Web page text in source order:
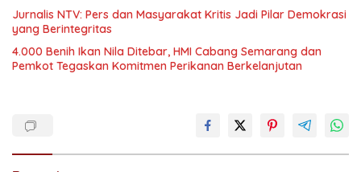
Jurnalis NTV: Pers dan Masyarakat Kritis Jadi Pilar Demokrasi
yang Berintegritas
4.000 Benih Ikan Nila Ditebar, HMI Cabang Semarang dan
Pemkot Tegaskan Komitmen Perikanan Berkelanjutan